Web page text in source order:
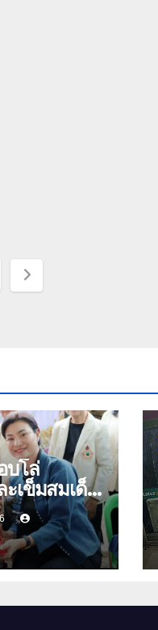
บโล่
เข็มสมเด็จ
ลบ้านกร่าง